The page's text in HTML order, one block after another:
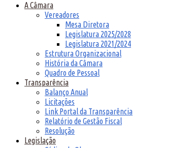
A Câmara
Vereadores
Mesa Diretora
Legislatura 2025/2028
Legislatura 2021/2024
Estrutura Organizacional
História da Câmara
Quadro de Pessoal
Transparência
Balanço Anual
Licitações
Link Portal da Transparência
Relatório de Gestão Fiscal
Resolução
Legislação